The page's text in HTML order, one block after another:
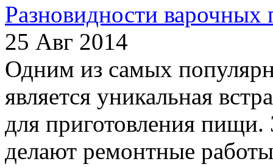
Разновидности варочных
25 Авг 2014
Одним из самых
является уникальная
для приготовления
делают ремонтные